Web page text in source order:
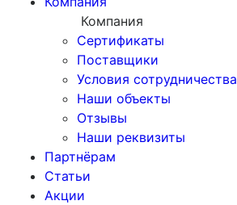
Компания
Сертификаты
Поставщики
Условия сотрудничества
Наши объекты
Отзывы
Наши реквизиты
Партнёрам
Статьи
Акции